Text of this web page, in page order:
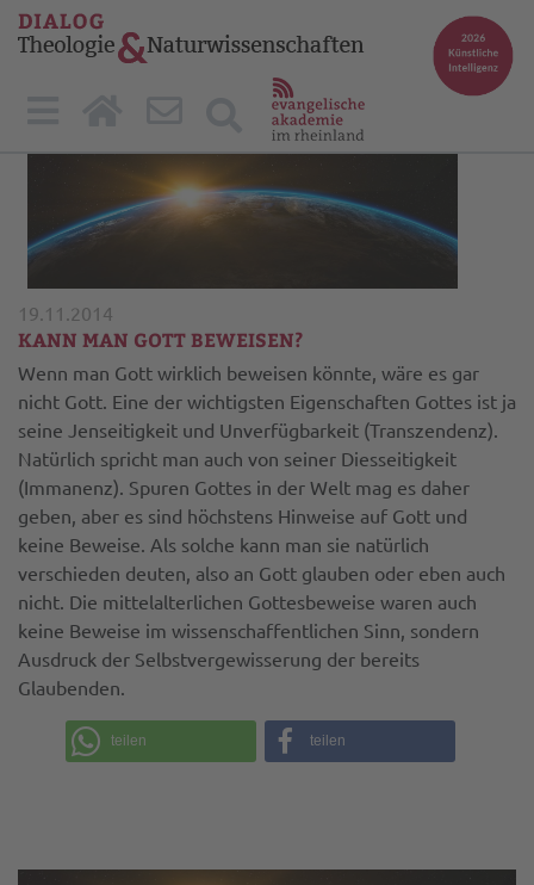
19.11.2014
KANN MAN GOTT BEWEISEN?
Wenn man Gott wirklich beweisen könnte, wäre es gar
nicht Gott. Eine der wichtigsten Eigenschaften Gottes ist ja
seine Jenseitigkeit und Unverfügbarkeit (Transzendenz).
Natürlich spricht man auch von seiner Diesseitigkeit
(Immanenz). Spuren Gottes in der Welt mag es daher
geben, aber es sind höchstens Hinweise auf Gott und
keine Beweise. Als solche kann man sie natürlich
verschieden deuten, also an Gott glauben oder eben auch
nicht. Die mittelalterlichen Gottesbeweise waren auch
keine Beweise im wissenschaffentlichen Sinn, sondern
Ausdruck der Selbstvergewisserung der bereits
Glaubenden.
teilen teilen